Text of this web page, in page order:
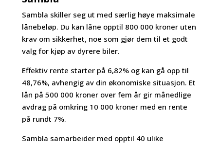
Sambla skiller seg ut med særlig høye maksimale
lånebeløp. Du kan låne opptil 800 000 kroner uten
krav om sikkerhet, noe som gjør dem til et godt
valg for kjøp av dyrere biler.
Effektiv rente starter på 6,82% og kan gå opp til
48,76%, avhengig av din økonomiske situasjon. Et
lån på 500 000 kroner over fem år gir månedlige
avdrag på omkring 10 000 kroner med en rente
på rundt 7%.
Sambla samarbeider med opptil 40 ulike